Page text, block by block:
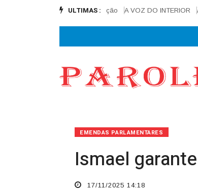
ULTIMAS :
e alcança 90% de execução A VOZ DO INTERIOR
EMENDAS PARLAMENTARES
Ismael
17/11/2025 14:18